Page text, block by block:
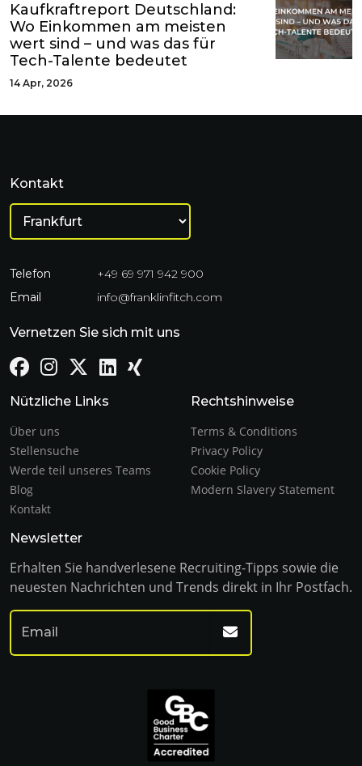
Kaufkraftreport Deutschland:
Wo Einkommen am meisten
wert sind – und was das für
Tech-Talente bedeutet
14 Apr, 2026
Kontakt
Telefon
+49 69 971 942 900
Email
info@franklinfitch.com
Vernetzen Sie sich mit uns
Nützliche Links
Über uns
Stellensuche
Werde teil unseres Teams
Blog
Kontakt
Rechtshinweise
Terms & Conditions
Privacy Policy
Cookie Policy
Modern Slavery Statement
Newsletter
Erhalten Sie handverlesene Recruiting-Tipps sowie die
neuesten Nachrichten und Trends direkt in Ihr Postfach.